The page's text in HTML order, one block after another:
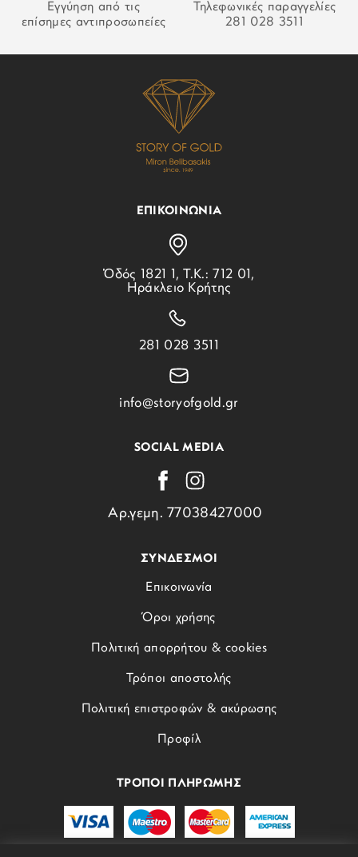
Εγγύηση από τις
επίσημες αντιπροσωπείες
Τηλεφωνικές παραγγελίες
281 028 3511
ΕΠΙΚΟΙΝΩΝΙΑ
Ὁδός 1821 1, Τ.Κ.: 712 01,
Ηράκλειο Κρήτης
281 028 3511
info@storyofgold.gr
SOCIAL MEDIA
Αρ.γεμη. 77038427000
ΣΥΝΔΕΣΜΟΙ
Επικοινωνία
Όροι χρήσης
Πολιτική απορρήτου & cookies
Τρόποι αποστολής
Πολιτική επιστροφών & ακύρωσης
Προφίλ
ΤΡΟΠΟΙ ΠΛΗΡΩΜΗΣ